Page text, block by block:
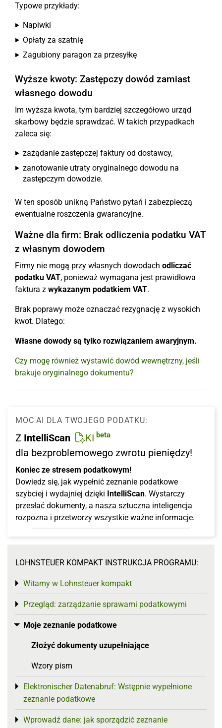
Typowe przykłady:
Napiwki
Opłaty za szatnię
Zagubiony paragon za przesyłkę
Wyższe kwoty: Zastępczy dowód zamiast
własnego dowodu
Im wyższa kwota, tym bardziej szczegółowo urząd
skarbowy będzie sprawdzać. W takich przypadkach
zaleca się:
zażądanie zastępczej faktury od dostawcy,
zanotowanie utraty oryginalnego dowodu na
zastępczym dowodzie.
W ten sposób unikną Państwo pytań i zabezpieczą
ewentualne roszczenia gwarancyjne.
Ważne dla firm: Brak odliczenia podatku VAT
z własnym dowodem
Firmy nie mogą przy własnych dowodach odliczać
podatku VAT, ponieważ wymagana jest prawidłowa
faktura z wykazanym podatkiem VAT.
Brak poprawy może oznaczać rezygnację z wysokich
kwot. Dlatego:
Własne dowody są tylko rozwiązaniem awaryjnym.
Czy mogę również wystawić dowód wewnętrzny, jeśli
brakuje oryginalnego dokumentu?
MOC AI DLA TWOJEGO PODATKU:
Z IntelliScan KI beta
dla bezproblemowego zwrotu pieniędzy!
Koniec ze stresem podatkowym!
Dowiedz się, jak wypełnić zeznanie podatkowe
szybciej i wydajniej dzięki IntelliScan. Wystarczy
przesłać dokumenty, a nasza sztuczna inteligencja
rozpozna i przetworzy wszystkie ważne informacje.
LOHNSTEUER KOMPAKT INSTRUKCJA PROGRAMU:
Witamy w Lohnsteuer kompakt
Toggle menu
Przegląd: zarządzanie sprawami podatkowymi
Toggle menu
Moje zeznanie podatkowe
Toggle menu
Złożyć dokumenty uzupełniające
Wzory pism
Elektronischer Datenabruf: Wstępnie wypełnione
zeznanie podatkowe
Toggle menu
Wprowadź dane: jak sporządzić zeznanie
Toggle menu